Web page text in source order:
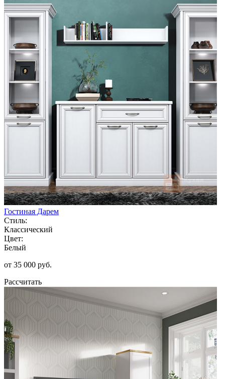
Гостиная Дарем
Стиль:
Классический
Цвет:
Белый
от 35 000 руб.
Рассчитать